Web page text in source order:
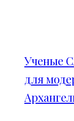
Ученые
для